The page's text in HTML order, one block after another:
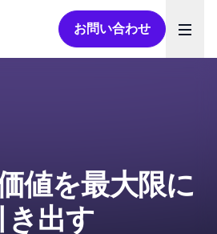
お問い合わせ
値を最大限に
き出す